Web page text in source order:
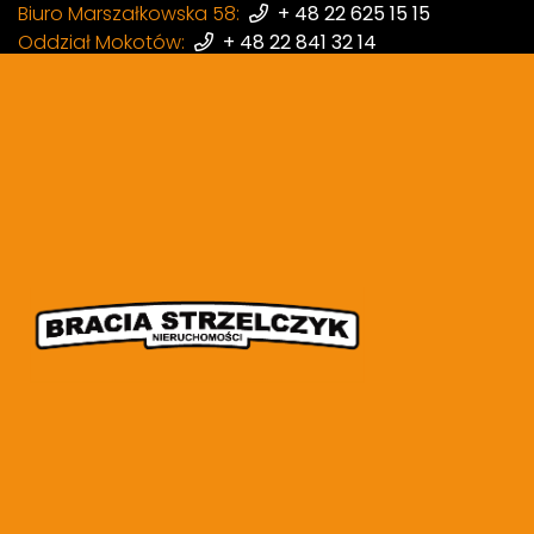
Biuro Marszałkowska 58:
+ 48 22 625 15 15
Oddział Mokotów:
+ 48 22 841 32 14
Miałam przyjemność
etapie poszukiwań